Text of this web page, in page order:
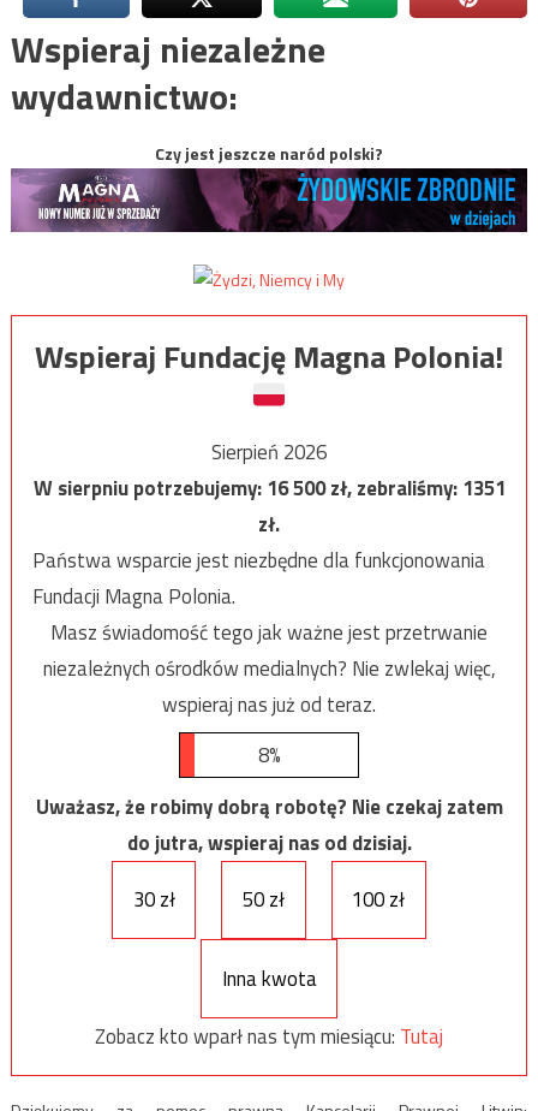
Wspieraj niezależne
wydawnictwo:
Czy jest jeszcze naród polski?
Wspieraj Fundację Magna Polonia!
Sierpień 2026
W sierpniu potrzebujemy:16 500zł, zebraliśmy:1351
zł.
Państwa wsparcie jest niezbędne dla funkcjonowania
Fundacji Magna Polonia.
Masz świadomość tego jak ważne jest przetrwanie
niezależnych ośrodków medialnych? Nie zwlekaj więc,
wspieraj nas już od teraz.
8%
Uważasz, że robimy dobrą robotę? Nie czekaj zatem
do jutra, wspieraj nas od dzisiaj.
30 zł
50 zł 100 zł
Inna kwota
Zobacz kto wparł nas tym miesiącu: Tutaj